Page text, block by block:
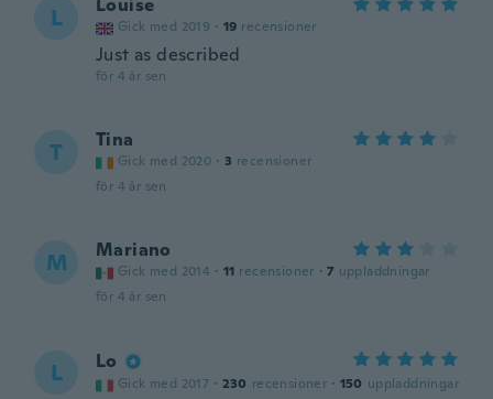
L Louise
Gick med 2019 · 19 recensioner
Just as described
för 4 år sen
T Tina
Gick med 2020 · 3 recensioner
för 4 år sen
M Mariano
Gick med 2014 · 11 recensioner · 7 uppladdningar
för 4 år sen
L Lo
Gick med 2017 · 230 recensioner · 150 uppladdningar